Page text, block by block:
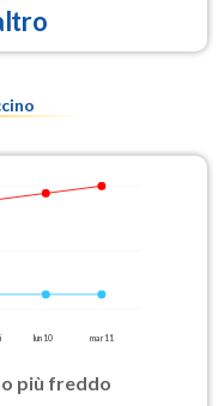
lun 10 mar 11
più freddo